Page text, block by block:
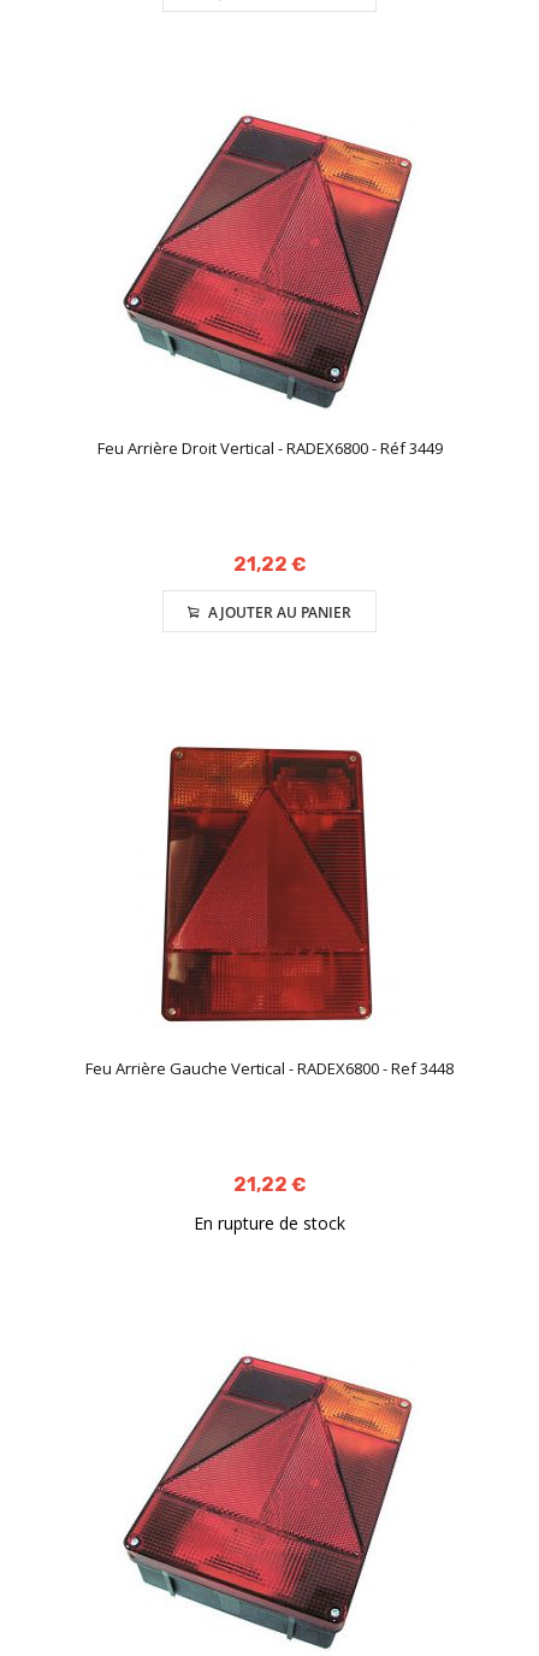
Feu Arrière Droit Vertical - RADEX6800 - Réf 3449
21,22 €
AJOUTER AU PANIER
Feu Arrière Gauche Vertical - RADEX6800 - Ref 3448
21,22 €
En rupture de stock